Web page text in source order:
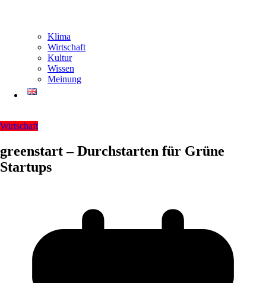
Klima
Wirtschaft
Kultur
Wissen
Meinung
Wirtschaft
greenstart – Durchstarten für Grüne
Startups